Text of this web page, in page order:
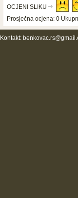
OCJENI SLIKU
Prosječna ocjena: 0
Kontakt: